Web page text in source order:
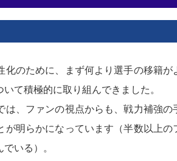
のために、まず何より選手の移籍が
て積極的に取り組んできました。
、ファンの視点からも、戦力補強の
が明らかになっています（半数以上の
いる）。